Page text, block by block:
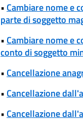
• Cambiare nome e
parte di soggetto
• Cambiare nome e
conto di soggetto
• Cancellazione
• Cancellazione
• Cancellazione